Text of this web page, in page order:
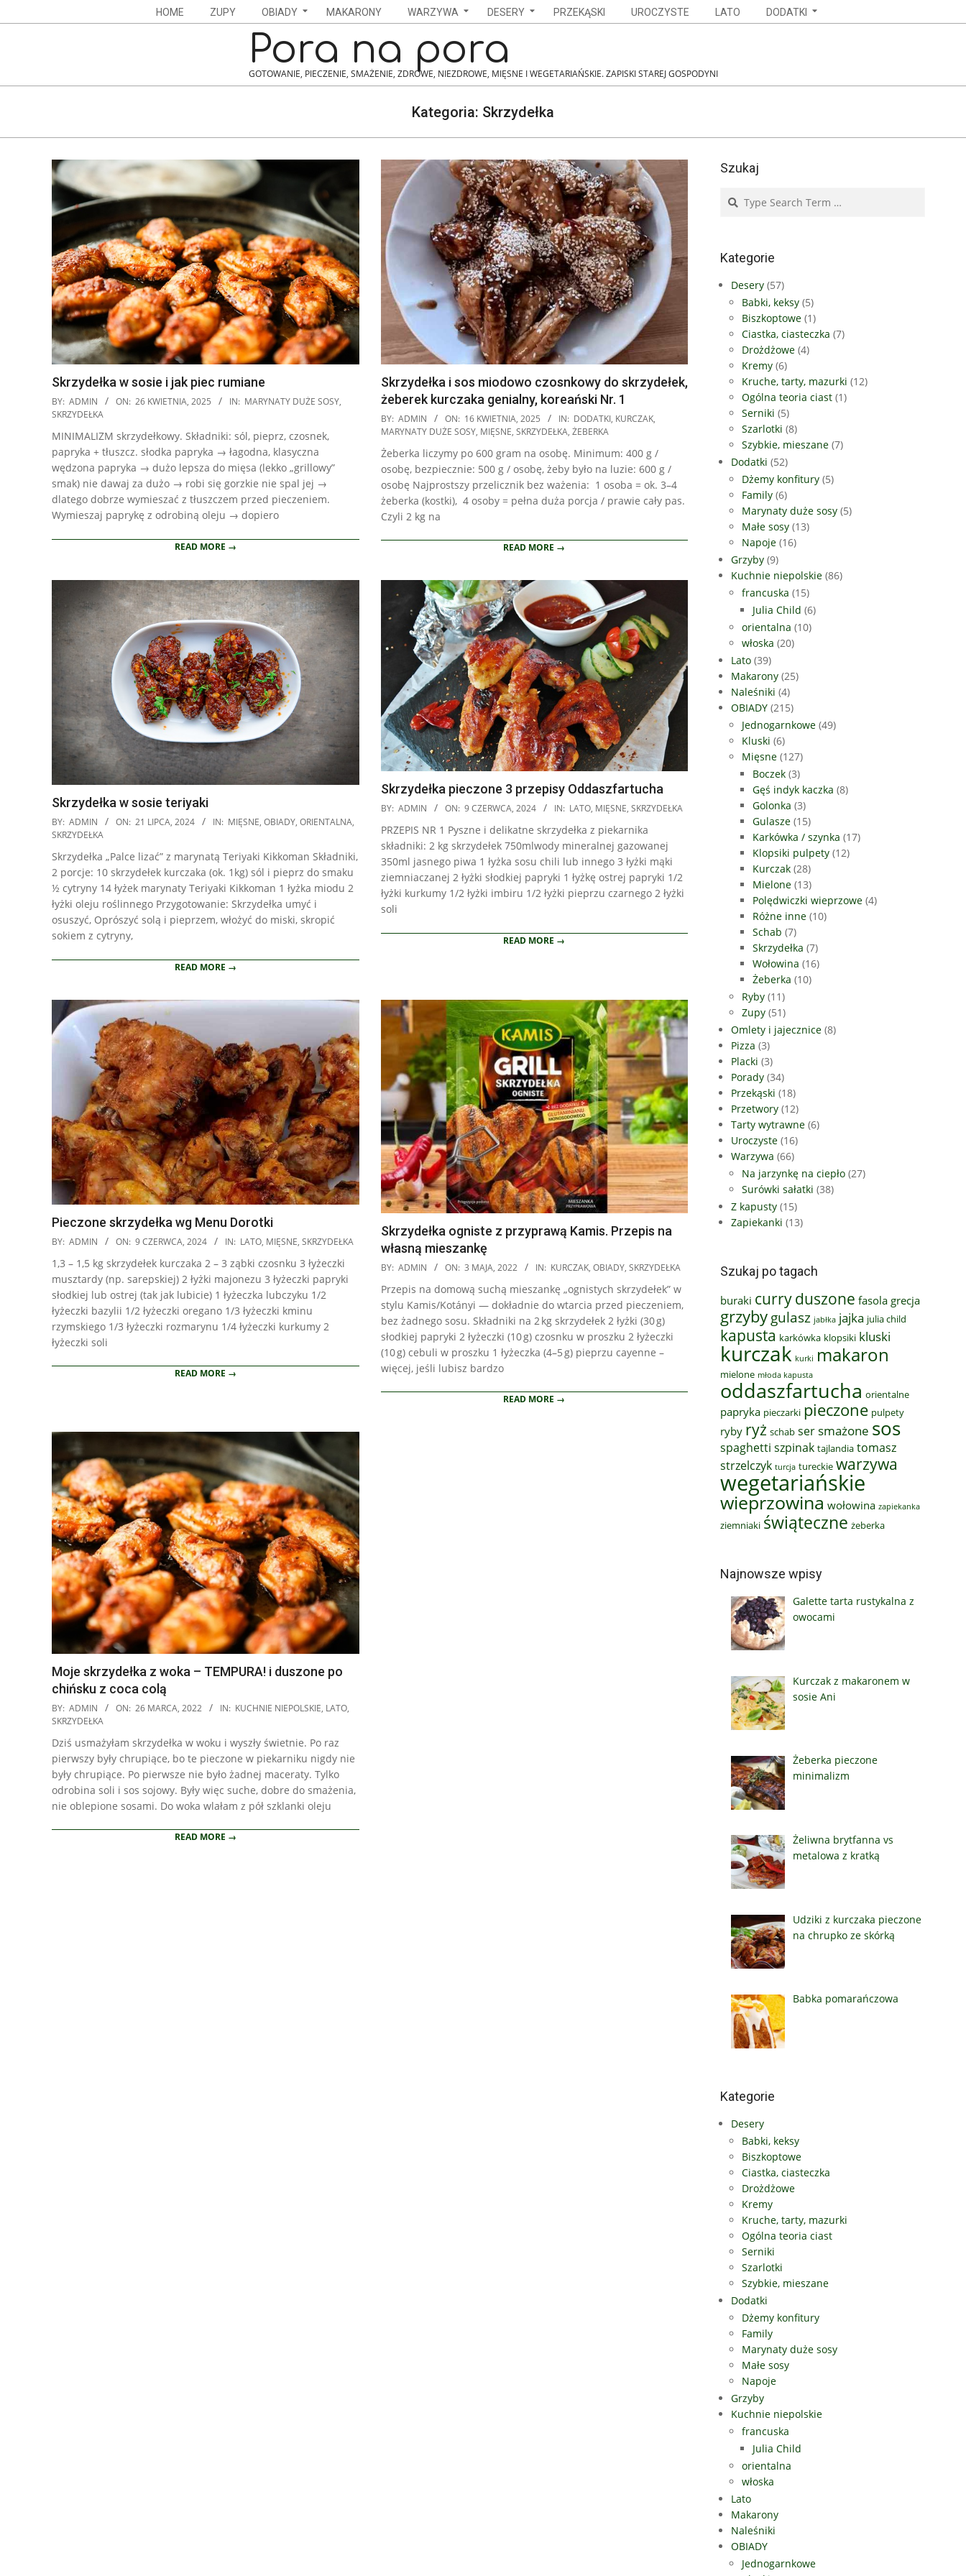
to
Menu
HOME ZUPY OBIADY MAKARONY WARZYWA DESERY PRZEKĄSKI UROCZYSTE LATO DODATKI
Pora na pora
GOTOWANIE, PIECZENIE, SMAŻENIE, ZDROWE, NIEZDROWE, MIĘSNE I WEGETARIAŃSKIE. ZAPISKI STAREJ GOSPODYNI
Kategoria: Skrzydełka
Skrzydełka w sosie i jak piec rumiane
2025-
04-
26
BY: ADMIN ON: 26 KWIETNIA, 2025 IN: MARYNATY DUŻE SOSY,
SKRZYDEŁKA
MINIMALIZM skrzydełkowy. Składniki: sól, pieprz, czosnek,
papryka + tłuszcz. słodka papryka → łagodna, klasyczna
wędzona papryka → dużo lepsza do mięsa (lekko „grillowy”
smak) nie dawaj za dużo → robi się gorzkie nie spal jej →
dlatego dobrze wymieszać z tłuszczem przed pieczeniem.
Wymieszaj paprykę z odrobiną oleju → dopiero
READ MORE →
Skrzydełka i sos miodowo czosnkowy do skrzydełek,
żeberek kurczaka genialny, koreański Nr. 1
2025-
04-
16
BY: ADMIN ON: 16 KWIETNIA, 2025 IN: DODATKI, KURCZAK,
MARYNATY DUŻE SOSY, MIĘSNE, SKRZYDEŁKA, ŻEBERKA
Żeberka liczymy po 600 gram na osobę. Minimum: 400 g /
osobę, bezpiecznie: 500 g / osobę, żeby było na luzie: 600 g /
osobę Najprostszy przelicznik bez ważenia: 1 osoba = ok. 3–4
żeberka (kostki), 4 osoby = pełna duża porcja / prawie cały pas.
Czyli 2 kg na
READ MORE →
Skrzydełka w sosie teriyaki
2024-
07-
21
BY: ADMIN ON: 21 LIPCA, 2024 IN: MIĘSNE, OBIADY, ORIENTALNA,
SKRZYDEŁKA
Skrzydełka „Palce lizać” z marynatą Teriyaki Kikkoman Składniki,
2 porcje: 10 skrzydełek kurczaka (ok. 1kg) sól i pieprz do smaku
½ cytryny 14 łyżek marynaty Teriyaki Kikkoman 1 łyżka miodu 2
łyżki oleju roślinnego Przygotowanie: Skrzydełka umyć i
osuszyć, Oprószyć solą i pieprzem, włożyć do miski, skropić
sokiem z cytryny,
READ MORE →
Skrzydełka pieczone 3 przepisy Oddaszfartucha
2024-
09
BY: ADMIN ON: 9 CZERWCA, 2024 IN: LATO, MIĘSNE, SKRZYDEŁKA
PRZEPIS NR 1 Pyszne i delikatne skrzydełka z piekarnika
składniki: 2 kg skrzydełek 750mlwody mineralnej gazowanej
350ml jasnego piwa 1 łyżka sosu chili lub innego 3 łyżki mąki
ziemniaczanej 2 łyżki słodkiej papryki 1 łyżkę ostrej papryki 1/2
łyżki kurkumy 1/2 łyżki imbiru 1/2 łyżki pieprzu czarnego 2 łyżki
soli
READ MORE →
Pieczone skrzydełka wg Menu Dorotki
2024-
09
BY: ADMIN ON: 9 CZERWCA, 2024 IN: LATO, MIĘSNE, SKRZYDEŁKA
1,3 – 1,5 kg skrzydełek kurczaka 2 – 3 ząbki czosnku 3 łyżeczki
musztardy (np. sarepskiej) 2 łyżki majonezu 3 łyżeczki papryki
słodkiej lub ostrej (tak jak lubicie) 1 łyżeczka lubczyku 1/2
łyżeczki bazylii 1/2 łyżeczki oregano 1/3 łyżeczki kminu
rzymskiego 1/3 łyżeczki rozmarynu 1/4 łyżeczki kurkumy 2
łyżeczki soli
READ MORE →
Skrzydełka ogniste z przyprawą Kamis. Przepis na
własną mieszankę
2022-
03
BY: ADMIN ON: 3 MAJA, 2022 IN: KURCZAK, OBIADY, SKRZYDEŁKA
Przepis na domową suchą mieszankę „ognistych skrzydełek” w
stylu Kamis/Kotányi — dokładnie do wtarcia przed pieczeniem,
bez żadnego sosu. Składniki na 2 kg skrzydełek 2 łyżki (30 g)
słodkiej papryki 2 łyżeczki (10 g) czosnku w proszku 2 łyżeczki
(10 g) cebuli w proszku 1 łyżeczka (4–5 g) pieprzu cayenne –
więcej, jeśli lubisz bardzo
READ MORE →
Moje skrzydełka z woka – TEMPURA! i duszone po
chińsku z coca colą
2022-
03-
26
BY: ADMIN ON: 26 MARCA, 2022 IN: KUCHNIE NIEPOLSKIE, LATO,
SKRZYDEŁKA
Dziś usmażyłam skrzydełka w woku i wyszły świetnie. Po raz
pierwszy były chrupiące, bo te pieczone w piekarniku nigdy nie
były chrupiące. Po pierwsze nie było żadnej maceraty. Tylko
odrobina soli i sos sojowy. Były więc suche, dobre do smażenia,
nie oblepione sosami. Do woka wlałam z pół szklanki oleju
READ MORE →
Szukaj
Search
Kategorie
Desery (57)
Babki, keksy (5)
Biszkoptowe (1)
Ciastka, ciasteczka (7)
Drożdżowe (4)
Kremy (6)
Kruche, tarty, mazurki (12)
Ogólna teoria ciast (1)
Serniki (5)
Szarlotki (8)
Szybkie, mieszane (7)
Dodatki (52)
Dżemy konfitury (5)
Family (6)
Marynaty duże sosy (5)
Małe sosy (13)
Napoje (16)
Grzyby (9)
Kuchnie niepolskie (86)
francuska (15)
Julia Child (6)
orientalna (10)
włoska (20)
Lato (39)
Makarony (25)
Naleśniki (4)
OBIADY (215)
Jednogarnkowe (49)
Kluski (6)
Mięsne (127)
Boczek (3)
Gęś indyk kaczka (8)
Golonka (3)
Gulasze (15)
Karkówka / szynka (17)
Klopsiki pulpety (12)
Kurczak (28)
Mielone (13)
Polędwiczki wieprzowe (4)
Różne inne (10)
Schab (7)
Skrzydełka (7)
Wołowina (16)
Żeberka (10)
Ryby (11)
Zupy (51)
Omlety i jajecznice (8)
Pizza (3)
Placki (3)
Porady (34)
Przekąski (18)
Przetwory (12)
Tarty wytrawne (6)
Uroczyste (16)
Warzywa (66)
Na jarzynkę na ciepło (27)
Surówki sałatki (38)
Z kapusty (15)
Zapiekanki (13)
Szukaj po tagach
buraki curryduszone fasola grecja
grzyby gulasz jabłka jajka julia child
kapusta karkówka klopsiki kluski
kurczak kurki makaron
mielone młoda kapusta
oddaszfartucha orientalne
papryka pieczarki pieczone pulpety
ryby ryż schab ser smażone sos
spaghetti szpinak tajlandia tomasz
strzelczyk turcja tureckie warzywa
wegetariańskie
wieprzowina wołowina zapiekanka
ziemniaki świąteczne żeberka
Najnowsze wpisy
Galette tarta rustykalna z
owocami
Kurczak z makaronem w
sosie Ani
Żeberka pieczone
minimalizm
Żeliwna brytfanna vs
metalowa z kratką
Udziki z kurczaka pieczone
na chrupko ze skórką
Babka pomarańczowa
Kategorie
Desery
Babki, keksy
Biszkoptowe
Ciastka, ciasteczka
Drożdżowe
Kremy
Kruche, tarty, mazurki
Ogólna teoria ciast
Serniki
Szarlotki
Szybkie, mieszane
Dodatki
Dżemy konfitury
Family
Marynaty duże sosy
Małe sosy
Napoje
Grzyby
Kuchnie niepolskie
francuska
Julia Child
orientalna
włoska
Lato
Makarony
Naleśniki
OBIADY
Jednogarnkowe